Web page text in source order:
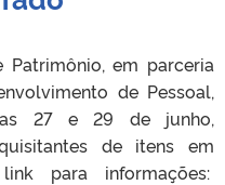
em parceria
de Pessoal,
27 e 29 de junho,
de itens em
para informações: